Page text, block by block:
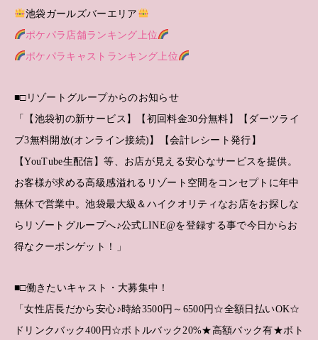
池袋ガールズバーエリア
ポケパラ店舗ランキング上位
ポケパラキャストランキング上位
■□リゾートグループからのお知らせ
「【池袋初の新サービス】【初回料金30分無料】【ダーツライ
ブ3無料開放(オンライン接続)】【会計レシート発行】
【YouTube生配信】等、お店が見える安心なサービスを提供。
お客様が求める高級感溢れるリゾート空間をコンセプトに年中
無休で営業中。池袋最大級＆ハイクオリティなお店をお探しな
らリゾートグループへ♪公式LINE@を登録する事で今日からお
得なクーポンゲット！」
■□働きたいキャスト・大募集中！
「女性店長だから安心♪時給3500円～6500円☆全額日払いOK☆
ドリンクバック400円☆ボトルバック20%★高額バック有★ボト